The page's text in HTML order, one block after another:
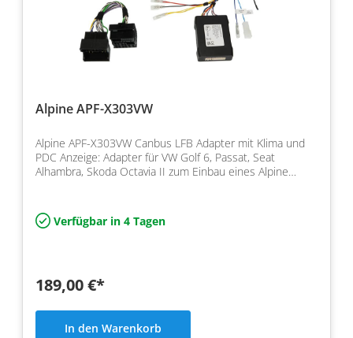
Alpine APF-X303VW
Alpine APF-X303VW Canbus LFB Adapter mit Klima und
PDC Anzeige: Adapter für VW Golf 6, Passat, Seat
Alhambra, Skoda Octavia II zum Einbau eines Alpine
Verfügbar in 4 Tagen
189,00 €*
In den Warenkorb